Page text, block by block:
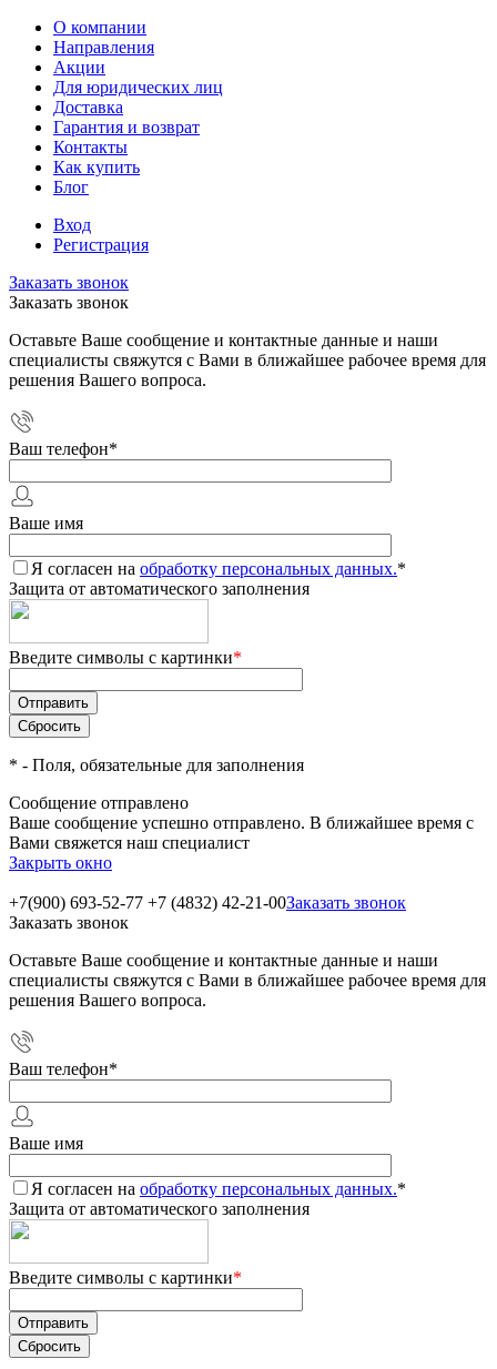
О компании
Направления
Акции
Для юридических лиц
Доставка
Гарантия и возврат
Контакты
Как купить
Блог
Вход
Регистрация
Заказать звонок
Заказать звонок
Оставьте Ваше сообщение и контактные данные и наши
специалисты свяжутся с Вами в ближайшее рабочее время для
решения Вашего вопроса.
Ваш телефон*
Ваше имя
Я согласен на обработку персональных данных.*
Защита от автоматического заполнения
Введите символы с картинки*
* - Поля, обязательные для заполнения
Сообщение отправлено
Ваше сообщение успешно отправлено. В ближайшее время с
Вами свяжется наш специалист
Закрыть окно
+7(900) 693-52-77 +7 (4832) 42-21-00Заказать звонок
Заказать звонок
Оставьте Ваше сообщение и контактные данные и наши
специалисты свяжутся с Вами в ближайшее рабочее время для
решения Вашего вопроса.
Ваш телефон*
Ваше имя
Я согласен на обработку персональных данных.*
Защита от автоматического заполнения
Введите символы с картинки*